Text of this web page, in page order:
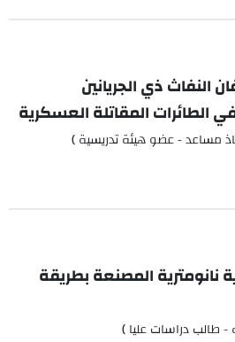
النفاث ذي الجريانين
الطائرات المقاتلة العسكرية
مساعد - عضو هيئة تدريسية )
نانومترية المصنعة بطريقة
طالب دراسات عليا )